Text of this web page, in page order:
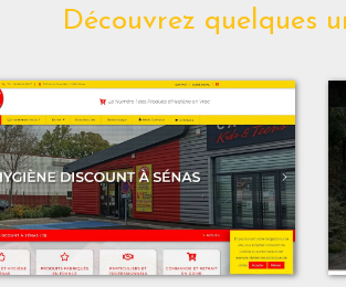
Découvrez quelques
Voir le projet
Espace Discount